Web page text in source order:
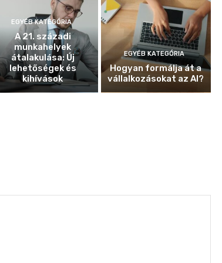
EGYÉB KATEGÓRIA
A 21. századi
munkahelyek
átalakulása: Új
lehetőségek és
kihívások
EGYÉB KATEGÓRIA
Hogyan formálja át a
vállalkozásokat az AI?